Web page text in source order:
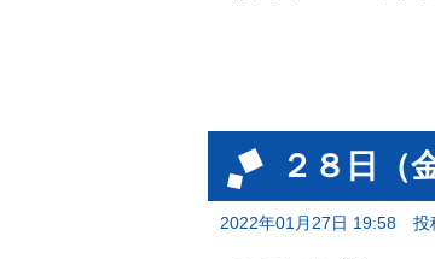
２８日（
2022年01月27日 19:58 投